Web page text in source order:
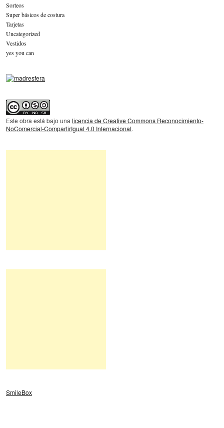
Sorteos
Super básicos de costura
Tarjetas
Uncategorized
Vestidos
yes you can
Este obra está bajo una licencia de Creative Commons Reconocimiento-
NoComercial-CompartirIgual 4.0 Internacional.
SmileBox